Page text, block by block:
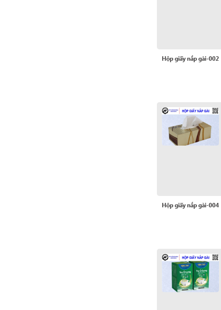
Hộp giấy nắp gài-002
Hộp giấy nắp gài-004